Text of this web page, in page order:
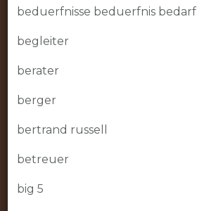
beduerfnisse beduerfnis bedarf
begleiter
berater
berger
bertrand russell
betreuer
big 5